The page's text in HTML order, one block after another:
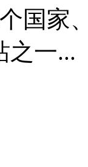
国家
之一...